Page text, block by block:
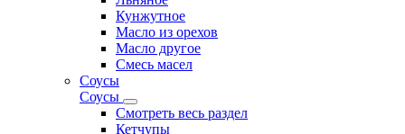
Кунжутное
Масло из орехов
Масло другое
Смесь масел
Соусы
Соусы
Смотреть весь раздел
Кетчупы